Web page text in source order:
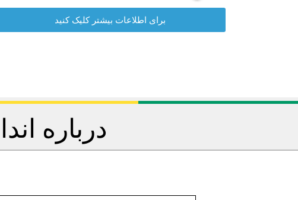
برای اطلاعات بیشتر کلیک کنید
درباره